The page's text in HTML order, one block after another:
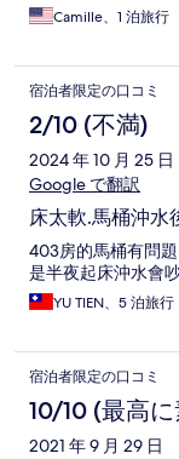
Camille、1 泊旅行
宿泊者限定の口コミ
2/10 (不満)
2024 年 10 月 25 日
Google で翻訳
床太軟.馬桶沖水
403房的馬桶有問
是半夜起床沖水會
YU TIEN、5 泊旅行
宿泊者限定の口コミ
10/10 (最高
2021 年 9 月 29 日